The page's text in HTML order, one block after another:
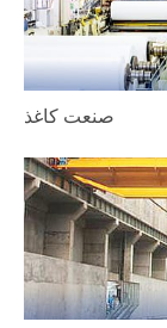
صنعت کاغذ